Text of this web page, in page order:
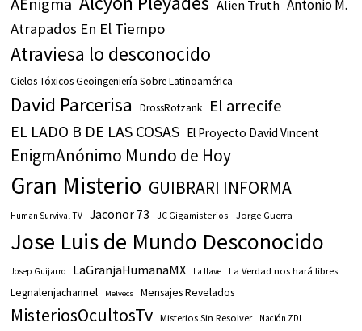
Alien Truth Antonio M.
Atrapados En El Tiempo
Atraviesa lo desconocido
Cielos Tóxicos Geoingeniería Sobre Latinoamérica
David Parcerisa DrossRotzank El arrecife
EL LADO B DE LAS COSAS El Proyecto David Vincent
EnigmAnónimo Mundo de Hoy
Gran Misterio GUIBRARI INFORMA
Human Survival TV Jaconor 73 JC Gigamisterios Jorge Guerra
Jose Luis de Mundo Desconocido
Josep Guijarro LaGranjaHumanaMX La llave La Verdad nos hará libres
Legnalenjachannel Melvecs Mensajes Revelados
MisteriosOcultosTv Misterios Sin Resolver Nación ZDI